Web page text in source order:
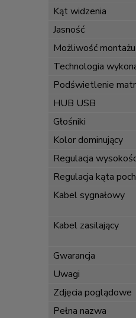
Kąt widzenia
Jasność
Możliwość
Technologia
Podświetlenie
HUB USB
Głośniki
Kolor dominujący
Regulacja
Regulacja kąta
Kabel sygnałowy
Kabel zasilający
Gwarancja
Uwagi
Zdjęcia poglądowe
Pełna nazwa